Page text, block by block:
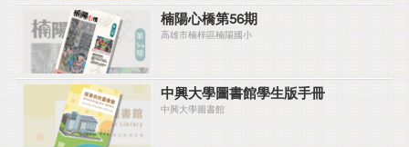
楠陽心橋第56期
高雄市楠梓區楠陽國小
中興大學圖書館學生版手冊
中興大學圖書館